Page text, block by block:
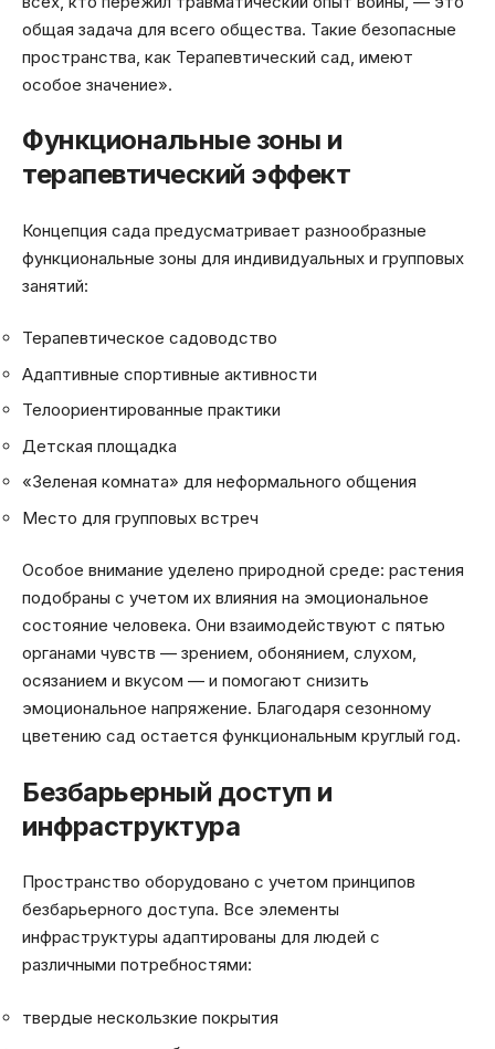
общая задача для всего общества. Такие безопасные
пространства, как Терапевтический сад, имеют
особое значение».
Функциональные зоны и
терапевтический эффект
Концепция сада предусматривает разнообразные
функциональные зоны для индивидуальных и групповых
занятий:
Терапевтическое садоводство
Адаптивные спортивные активности
Телоориентированные практики
Детская площадка
«Зеленая комната» для неформального общения
Место для групповых встреч
Особое внимание уделено природной среде: растения
подобраны с учетом их влияния на эмоциональное
состояние человека. Они взаимодействуют с пятью
органами чувств — зрением, обонянием, слухом,
осязанием и вкусом — и помогают снизить
эмоциональное напряжение. Благодаря сезонному
цветению сад остается функциональным круглый год.
Безбарьерный доступ и
инфраструктура
Пространство оборудовано с учетом принципов
безбарьерного доступа. Все элементы
инфраструктуры адаптированы для людей с
различными потребностями:
твердые нескользкие покрытия